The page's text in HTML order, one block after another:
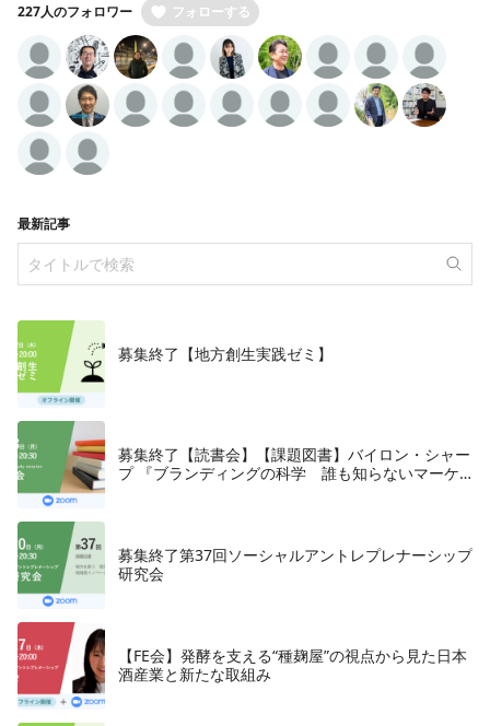
227人のフォロワー フォローする
最新記事
募集終了【地方創生実践ゼミ】
募集終了【読書会】【課題図書】バイロン・シャー
プ 『ブランディングの科学 誰も知らないマーケ
募集終了第37回ソーシャルアントレプレナーシップ
研究会
【FE会】発酵を支える“種麹屋”の視点から見た日本
酒産業と新たな取組み